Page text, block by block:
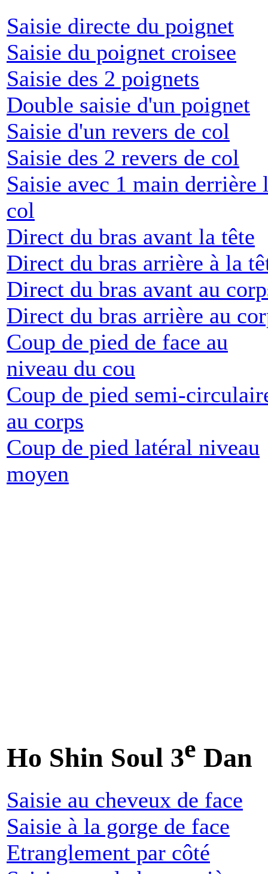
Saisie directe du poignet
Saisie du poignet croisee
Saisie des 2 poignets
Double saisie d'un poignet
Saisie d'un revers de col
Saisie des 2 revers de col
Saisie avec 1 main derrière
col
Direct du bras avant la tête
Direct du bras arrière à la
Direct du bras avant au
Direct du bras arrière au
Coup de pied de face au
niveau du cou
Coup de pied semi-
au corps
Coup de pied latéral niveau
moyen
Ho Shin Soul 3e Dan
Saisie au cheveux de face
Saisie à la gorge de face
Etranglement par côté